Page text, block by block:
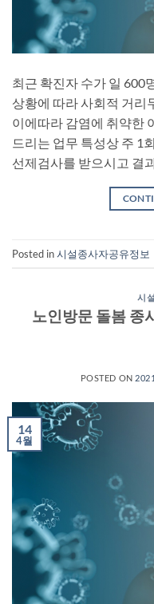
최근 확진자 수가 일 600
상황에 따라 사회적 거리
이에따라 감염에 취약한
드리는 업무 특성상 주 1
선제검사를 받으시고 결
Posted in시설종사자공유정보
시
노인방문 돌봄 종
POSTED ON
14
4월